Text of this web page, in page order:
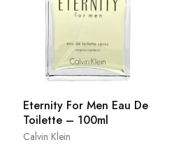
Calvin Klein
Eternity For Men Eau De
Toilette – 100ml